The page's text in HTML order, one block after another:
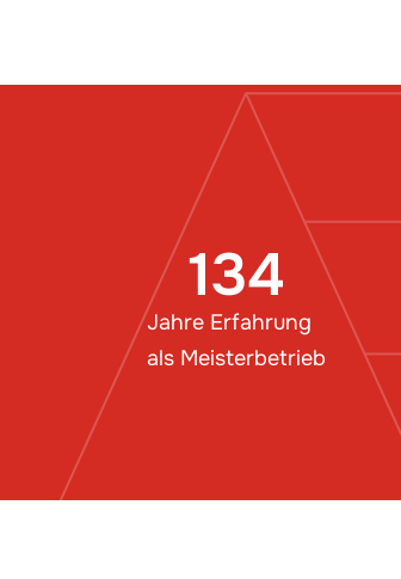
Jahre Erfahrung
als Meisterbetrieb
134